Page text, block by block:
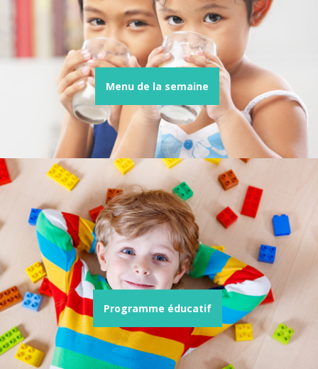
Menu de la semaine
Programme éducatif